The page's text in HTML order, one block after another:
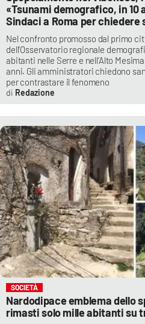
«Tsunami demografico, in 10
Sindaci a Roma per chiedere
Nel confronto promosso dal primo
dell’Osservatorio regionale
abitanti nelle Serre e nell’Alto
anni. Gli amministratori chiedono
per contrastare il fenomeno
Redazione
SOCIETÀ
Nardodipace emblema dello
rimasti solo mille abitanti su